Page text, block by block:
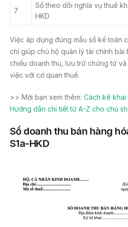
7
Sổ theo dõi nghĩa vụ thuế
HKD
Việc áp dụng đúng mẫu sổ kế toán
chỉ giúp chủ hộ quản lý tài chính bài
chiếu doanh thu, lưu trữ chứng từ và
việc với cơ quan thuế.
>> Mời bạn xem thêm: Cách kê khai
Hướng dẫn chi tiết từ A-Z cho chủ
Sổ doanh thu bán hàng
S1a-HKD